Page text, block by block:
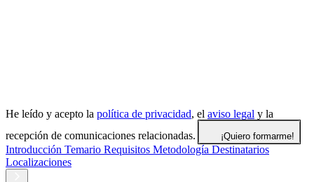
He leído y acepto la política de privacidad, el aviso legal y la
recepción de comunicaciones relacionadas.
¡Quiero formarme!
Introducción Temario Requisitos Metodología Destinatarios
Localizaciones